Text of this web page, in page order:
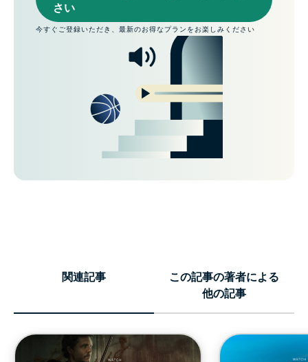
さい
今すぐご登録いただき、最新のお得なプランをお楽しみください
関連記事
この記事の著者による
他の記事